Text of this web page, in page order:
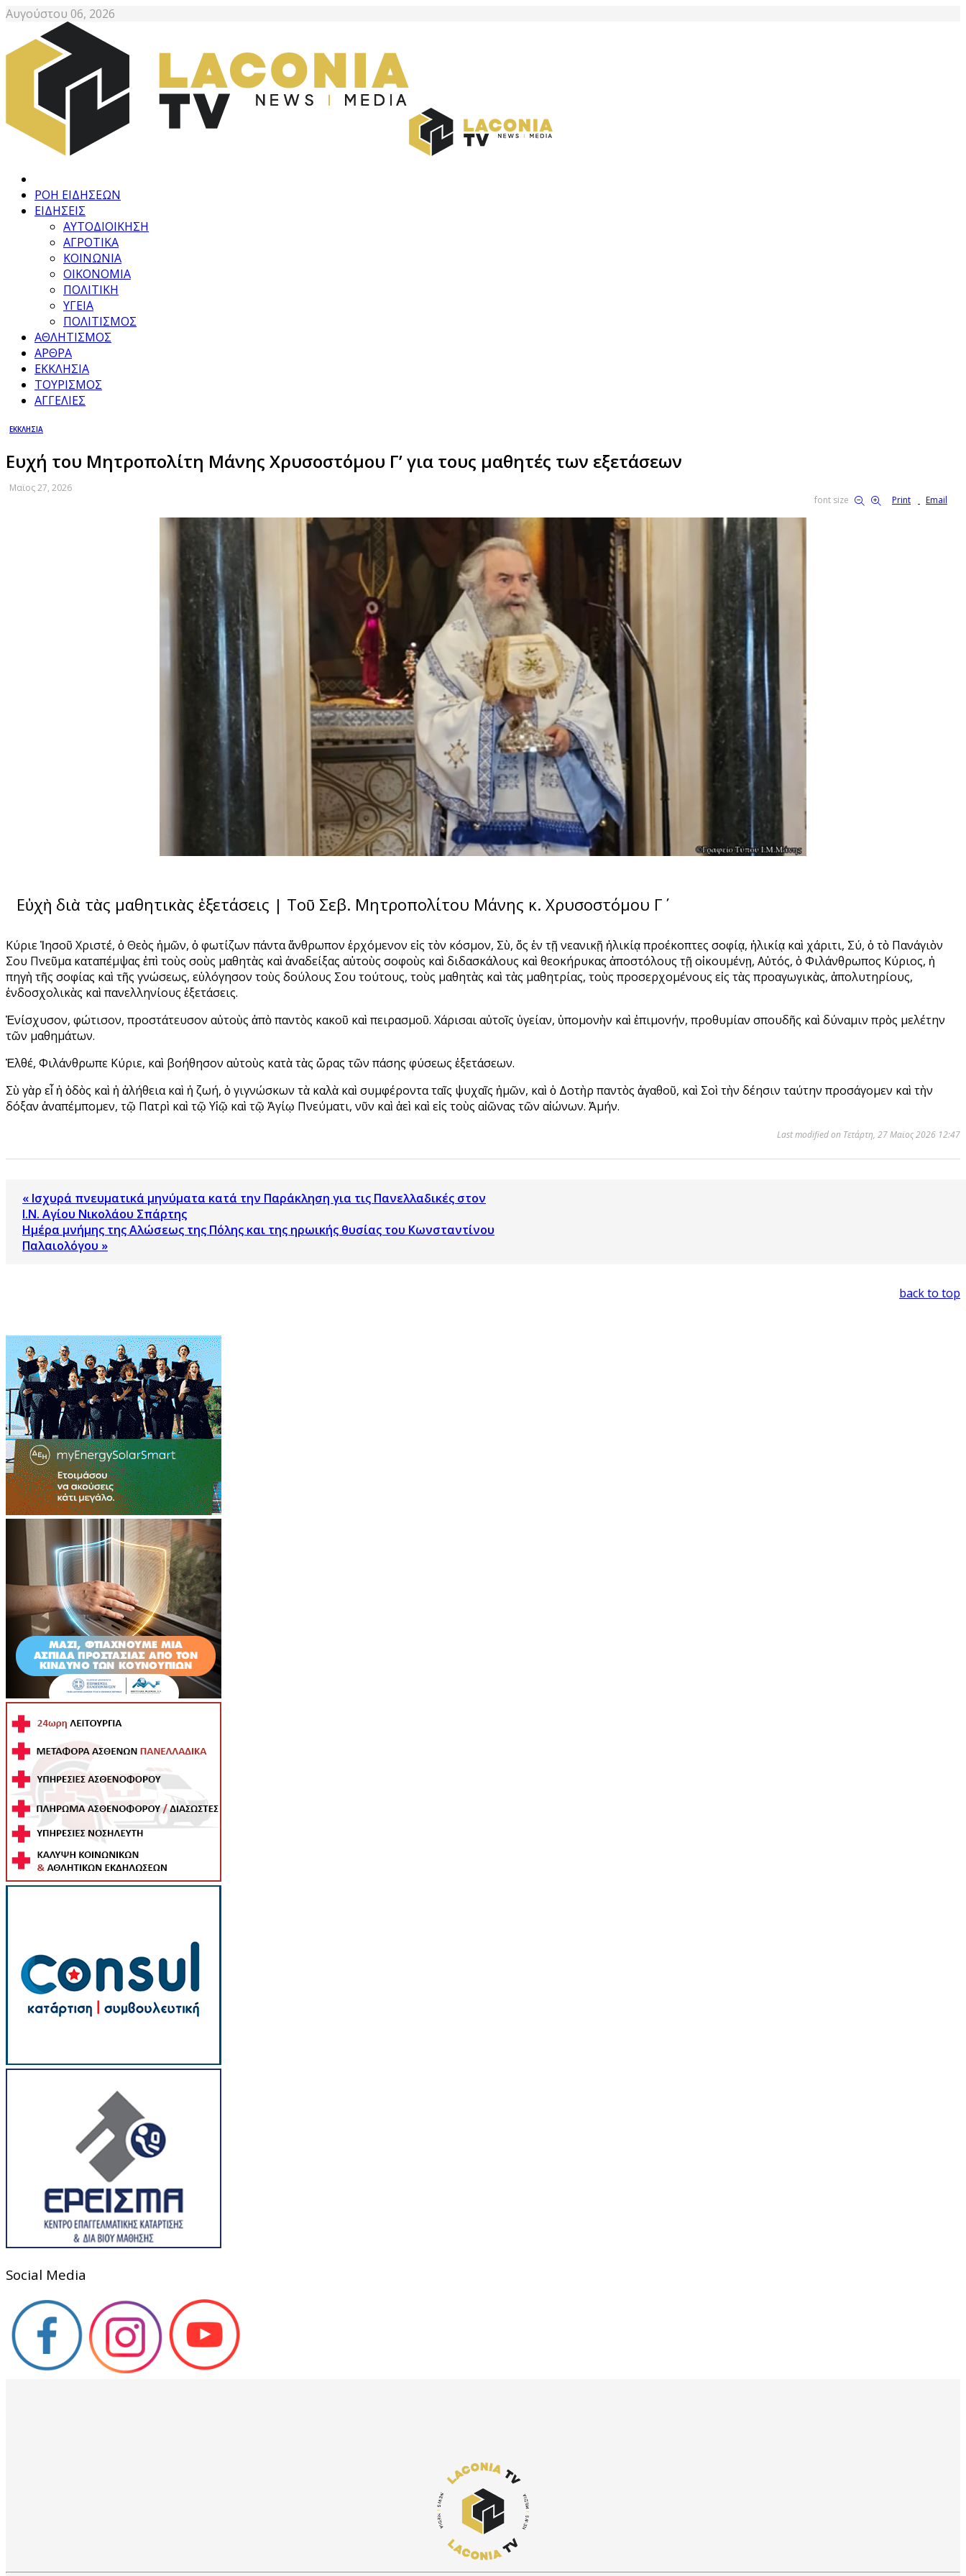
Αυγούστου 06, 2026
ΡΟΗ ΕΙΔΗΣΕΩΝ
ΕΙΔΗΣΕΙΣ
ΑΥΤΟΔΙΟΙΚΗΣΗ
ΑΓΡΟΤΙΚΑ
ΚΟΙΝΩΝΙΑ
ΟΙΚΟΝΟΜΙΑ
ΠΟΛΙΤΙΚΗ
ΥΓΕΙΑ
ΠΟΛΙΤΙΣΜΟΣ
ΑΘΛΗΤΙΣΜΟΣ
ΑΡΘΡΑ
ΕΚΚΛΗΣΙΑ
ΤΟΥΡΙΣΜΟΣ
ΑΓΓΕΛΙΕΣ
ΕΚΚΛΗΣΙΑ
Ευχή του Μητροπολίτη Μάνης Χρυσοστόμου Γ’ για τους μαθητές των εξετάσεων
Μαϊος 27, 2026
font size
Print Email
Εὐχὴ διὰ τὰς μαθητικὰς ἐξετάσεις | Τοῦ Σεβ. Μητροπολίτου Μάνης κ. Χρυσοστόμου Γ΄
Κύριε Ἰησοῦ Χριστέ, ὁ Θεὸς ἡμῶν, ὁ φωτίζων πάντα ἄνθρωπον ἐρχόμενον εἰς τὸν κόσμον, Σὺ, ὅς ἐν τῇ νεανικῇ ἡλικίᾳ προέκοπτες σοφίᾳ, ἡλικίᾳ καὶ χάριτι, Σύ, ὁ τὸ Πανάγιὸν
Σου Πνεῦμα καταπέμψας ἐπὶ τοὺς σοὺς μαθητὰς καὶ ἀναδείξας αὐτοὺς σοφοὺς καὶ διδασκάλους καὶ θεοκήρυκας ἀποστόλους τῇ οἰκουμένῃ, Αὐτός, ὁ Φιλάνθρωπος Κύριος, ἡ
πηγὴ τῆς σοφίας καὶ τῆς γνώσεως, εὐλόγησον τοὺς δούλους Σου τούτους, τοὺς μαθητὰς καὶ τὰς μαθητρίας, τοὺς προσερχομένους εἰς τὰς προαγωγικὰς, ἀπολυτηρίους,
ἐνδοσχολικὰς καὶ πανελληνίους ἐξετάσεις.
Ἐνίσχυσον, φώτισον, προστάτευσον αὐτοὺς ἀπὸ παντὸς κακοῦ καὶ πειρασμοῦ. Χάρισαι αὐτοῖς ὑγείαν, ὑπομονὴν καὶ ἐπιμονήν, προθυμίαν σπουδῆς καὶ δύναμιν πρὸς μελέτην
τῶν μαθημάτων.
Ἐλθέ, Φιλάνθρωπε Κύριε, καὶ βοήθησον αὐτοὺς κατὰ τὰς ὥρας τῶν πάσης φύσεως ἐξετάσεων.
Σὺ γὰρ εἶ ἡ ὁδὸς καὶ ἡ ἀλήθεια καὶ ἡ ζωή, ὁ γιγνώσκων τὰ καλὰ καὶ συμφέροντα ταῖς ψυχαῖς ἡμῶν, καὶ ὁ Δοτὴρ παντὸς ἀγαθοῦ, καὶ Σοὶ τὴν δέησιν ταύτην προσάγομεν καὶ τὴν
δόξαν ἀναπέμπομεν, τῷ Πατρὶ καὶ τῷ Υἱῷ καὶ τῷ Ἁγίῳ Πνεύματι, νῦν καὶ ἀεὶ καὶ εἰς τοὺς αἰῶνας τῶν αἰώνων. Ἀμήν.
Last modified on Τετάρτη, 27 Μαϊος 2026 12:47
« Ισχυρά πνευματικά μηνύματα κατά την Παράκληση για τις Πανελλαδικές στον
Ι.Ν. Αγίου Νικολάου Σπάρτης
Ημέρα μνήμης της Αλώσεως της Πόλης και της ηρωικής θυσίας του Κωνσταντίνου
Παλαιολόγου »
back to top
Social Media